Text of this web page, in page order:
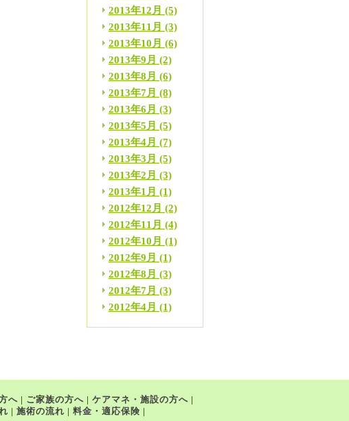
2013年12月 (5)
2013年11月 (3)
2013年10月 (6)
2013年9月 (2)
2013年8月 (6)
2013年7月 (8)
2013年6月 (3)
2013年5月 (5)
2013年4月 (7)
2013年3月 (5)
2013年2月 (3)
2013年1月 (1)
2012年12月 (2)
2012年11月 (4)
2012年10月 (1)
2012年9月 (1)
2012年8月 (3)
2012年7月 (3)
2012年4月 (1)
へ | ご家族の方へ | ケアマネ・施設の方へ |
| 施術の流れ | 料金・適応保険 |